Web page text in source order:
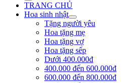
TRANG CHỦ
Hoa sinh nhật
Tặng người yêu
Hoa tặng mẹ
Hoa tặng vợ
Hoa tặng sếp
Dưới 400.000đ
400.000 đến 600.000đ
600.000 đến 800.000đ